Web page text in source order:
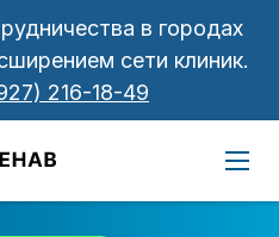
в городах
сети клиник.
216-18-49